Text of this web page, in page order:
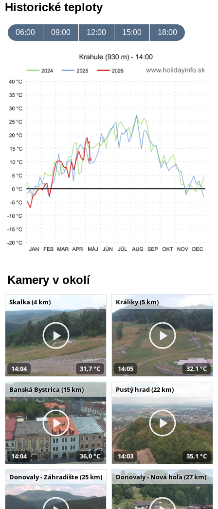
Historické teploty
06:00 09:00 12:00 15:00 18:00
Kamery v okolí
Skalka (4 km)
14:04 31,7 °C
Králiky (5 km)
14:05 32,1 °C
Banská Bystrica (15 km)
14:04 36,0 °C
Pustý hrad (22 km)
14:03 35,1 °C
Donovaly - Záhradište (25 km) Donovaly - Nová hoľa (27 km)